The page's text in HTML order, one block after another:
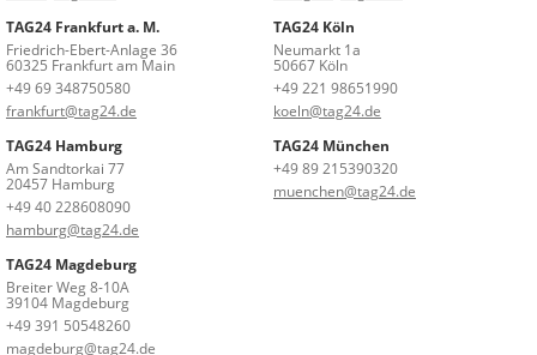
TAG24 Frankfurt a. M.
Friedrich-Ebert-Anlage 36
60325 Frankfurt am Main
+49 69 348750580
frankfurt@tag24.de
TAG24 Köln
Neumarkt 1a
50667 Köln
+49 221 98651990
koeln@tag24.de
TAG24 Hamburg
Am Sandtorkai 77
20457 Hamburg
+49 40 228608090
hamburg@tag24.de
TAG24 München
+49 89 215390320
muenchen@tag24.de
TAG24 Magdeburg
Breiter Weg 8-10A
39104 Magdeburg
+49 391 50548260
magdeburg@tag24.de